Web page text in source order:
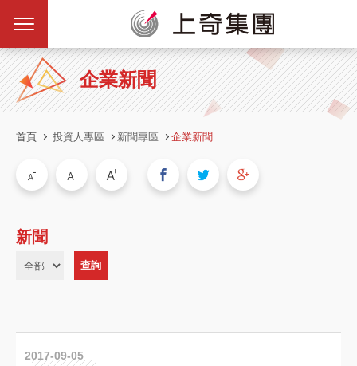
企業新聞
首頁 投資人專區 新聞專區 企業新聞
新聞
2017-09-05